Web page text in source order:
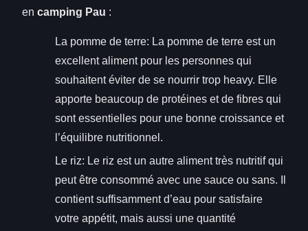
en camping Pau :
La pomme de terre: La pomme de terre est un
excellent aliment pour les personnes qui
souhaitent éviter de se nourrir trop heavy. Elle
apporte beaucoup de protéines et de fibres qui
sont essentielles pour une bonne croissance et
l’équilibre nutritionnel.
Le riz: Le riz est un autre aliment très nutritif qui
peut être consommé avec une sauce ou sans. Il
contient suffisamment d’eau pour satisfaire
votre appétit, mais aussi une quantité